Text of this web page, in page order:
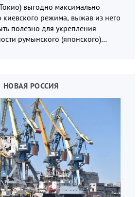
выгодно максимально
киевского режима, выжав из него
полезно для укрепления
румынского (японского)
НОВАЯ РОССИЯ